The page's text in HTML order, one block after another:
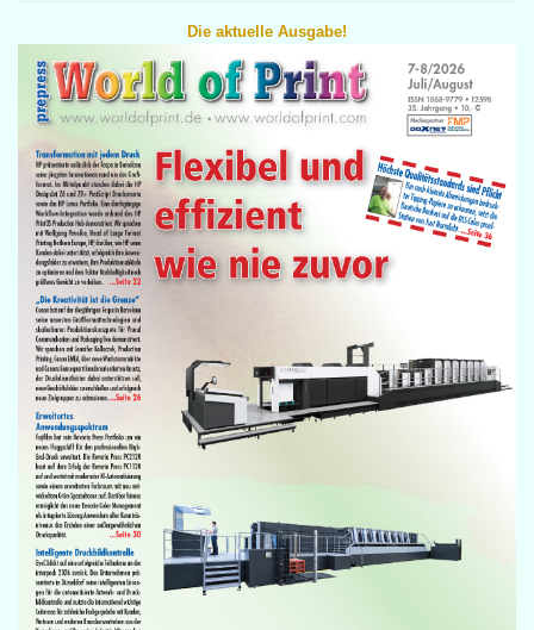
Die aktuelle Ausgabe!